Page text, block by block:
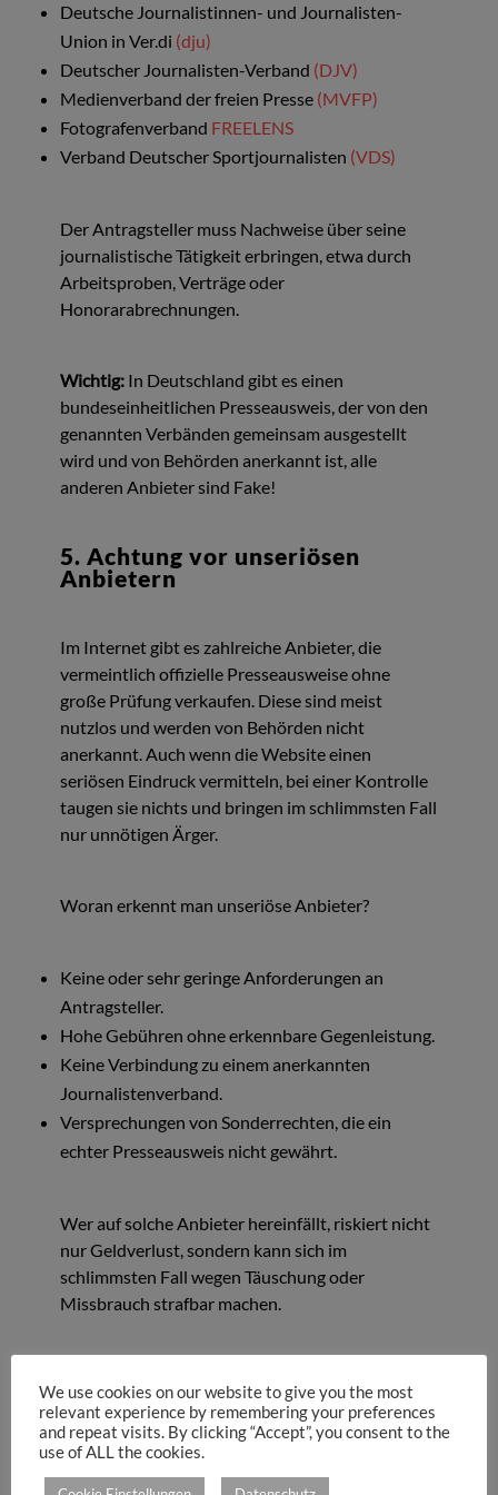
Deutsche Journalistinnen- und Journalisten-
Union in Ver.di (dju)
Deutscher Journalisten-Verband (DJV)
Medienverband der freien Presse (MVFP)
Fotografenverband FREELENS
Verband Deutscher Sportjournalisten (VDS)
Der Antragsteller muss Nachweise über seine
journalistische Tätigkeit erbringen, etwa durch
Arbeitsproben, Verträge oder
Honorarabrechnungen.
Wichtig:In Deutschland gibt es einen
bundeseinheitlichen Presseausweis, der von den
genannten Verbänden gemeinsam ausgestellt
wird und von Behörden anerkannt ist, alle
anderen Anbieter sind Fake!
5. Achtung vor unseriösen
Anbietern
Im Internet gibt es zahlreiche Anbieter, die
vermeintlich offizielle Presseausweise ohne
große Prüfung verkaufen. Diese sind meist
nutzlos und werden von Behörden nicht
anerkannt. Auch wenn die Website einen
seriösen Eindruck vermitteln, bei einer Kontrolle
taugen sie nichts und bringen im schlimmsten Fall
nur unnötigen Ärger.
Woran erkennt man unseriöse Anbieter?
Keine oder sehr geringe Anforderungen an
Antragsteller.
Hohe Gebühren ohne erkennbare Gegenleistung.
Keine Verbindung zu einem anerkannten
Journalistenverband.
Versprechungen von Sonderrechten, die ein
echter Presseausweis nicht gewährt.
Wer auf solche Anbieter hereinfällt, riskiert nicht
nur Geldverlust, sondern kann sich im
schlimmsten Fall wegen Täuschung oder
Missbrauch strafbar machen.
Presseausweis
Der offizielle Presseausweis in Deutschland wird
von den oben genannten Verbänden
We use cookies on our website to give you the most
relevant experience by remembering your preferences
and repeat visits. By clicking “Accept”, you consent to the
use of ALL the cookies.